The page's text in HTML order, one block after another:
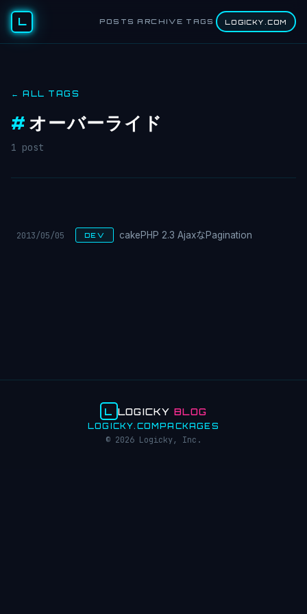
L POSTS ARCHIVE TAGS LOGICKY.COM
← ALL TAGS
# オーバーライド
1 post
2013/05/05 DEV cakePHP 2.3 AjaxなPagination
L LOGICKYBLOG
LOGICKY.COM PACKAGES
© 2026 Logicky, Inc.